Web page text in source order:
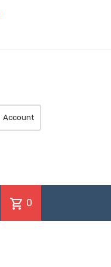
Account
shopping_cart 0